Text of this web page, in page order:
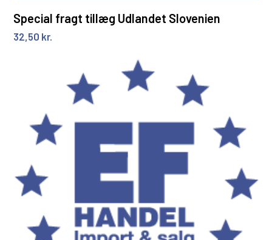
Special fragt tillæg Udlandet Slovenien
32,50 kr.